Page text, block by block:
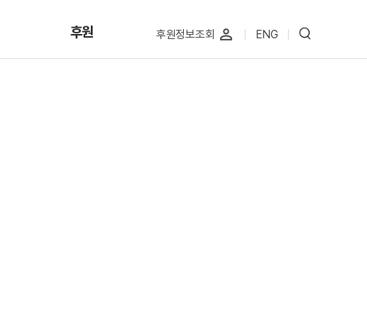
후원 후원정보조회 perm_identity ENG